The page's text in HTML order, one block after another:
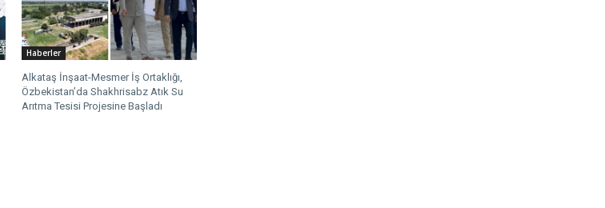
Haberler
Alkataş İnşaat-Mesmer İş Ortaklığı,
Özbekistan’da Shakhrisabz Atık Su
Arıtma Tesisi Projesine Başladı